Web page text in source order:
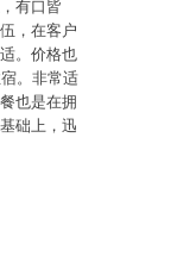
有口皆
，在客户
。价格也
。非常适
也是在拥
础上，迅